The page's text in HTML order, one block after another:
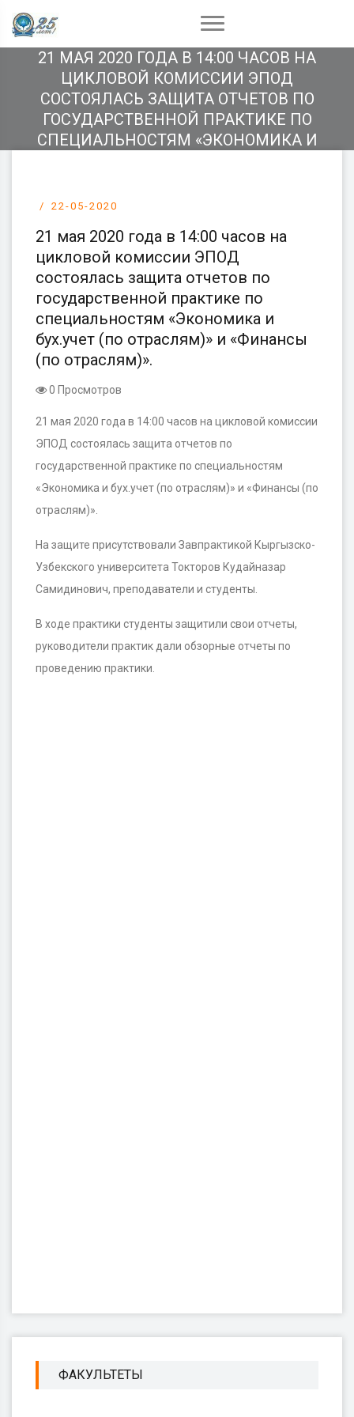
21 МАЯ 2020 ГОДА В 14:00 ЧАСОВ НА
ЦИКЛОВОЙ КОМИССИИ ЭПОД
СОСТОЯЛАСЬ ЗАЩИТА ОТЧЕТОВ ПО
ГОСУДАРСТВЕННОЙ ПРАКТИКЕ ПО
СПЕЦИАЛЬНОСТЯМ «ЭКОНОМИКА И
22-05-2020
21 мая 2020 года в 14:00 часов на
цикловой комиссии ЭПОД
состоялась защита отчетов по
государственной практике по
специальностям «Экономика и
бух.учет (по отраслям)» и «Финансы
(по отраслям)».
0 Просмотров
21 мая 2020 года в 14:00 часов на цикловой комиссии
ЭПОД состоялась защита отчетов по
государственной практике по специальностям
«Экономика и бух.учет (по отраслям)» и «Финансы (по
отраслям)».
На защите присутствовали Завпрактикой Кыргызско-
Узбекского университета Токторов Кудайназар
Самидинович, преподаватели и студенты.
В ходе практики студенты защитили свои отчеты,
руководители практик дали обзорные отчеты по
проведению практики.
ФАКУЛЬТЕТЫ